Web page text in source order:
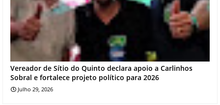
Vereador de Sítio do Quinto declara apoio a Carlinhos
Sobral e fortalece projeto político para 2026
Julho 29, 2026